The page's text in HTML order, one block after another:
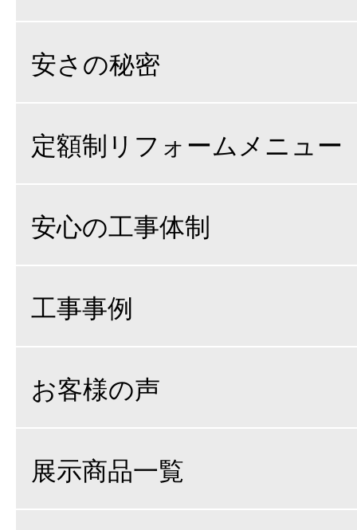
安さの秘密
定額制リフォームメニュー
安心の工事体制
工事事例
お客様の声
展示商品一覧